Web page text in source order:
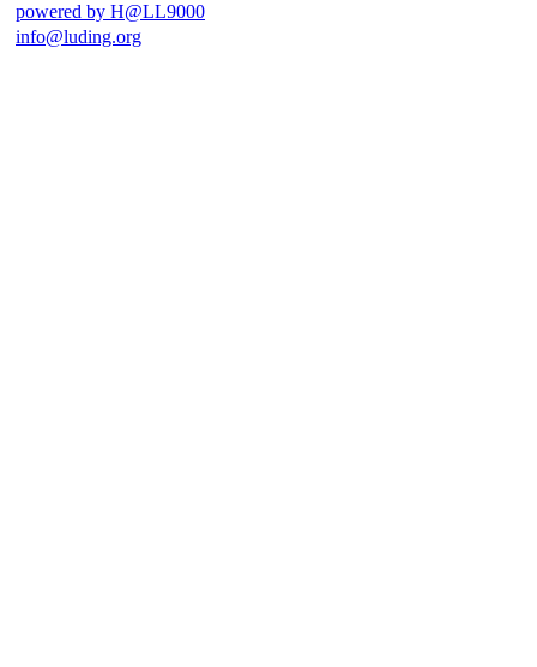
powered by H@LL9000
info@luding.org